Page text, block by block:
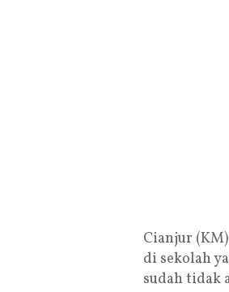
Cianjur
di sekolah
sudah tidak